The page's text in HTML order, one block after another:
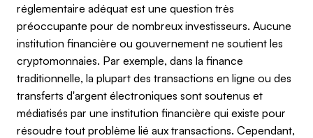
réglementaire adéquat est une question très
préoccupante pour de nombreux investisseurs. Aucune
institution financière ou gouvernement ne soutient les
cryptomonnaies. Par exemple, dans la finance
traditionnelle, la plupart des transactions en ligne ou des
transferts d'argent électroniques sont soutenus et
médiatisés par une institution financière qui existe pour
résoudre tout problème lié aux transactions. Cependant,